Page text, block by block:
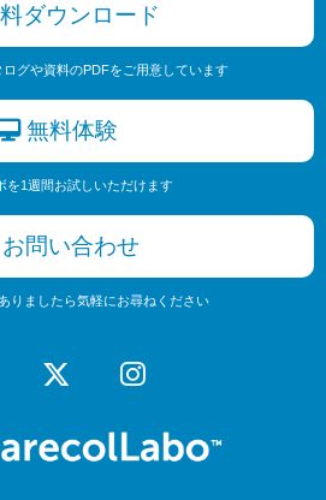
ダウンロード
グや資料のPDFをご用意しています
無料体験
を1週間お試しいただけます
お問い合わせ
りましたら気軽にお尋ねください